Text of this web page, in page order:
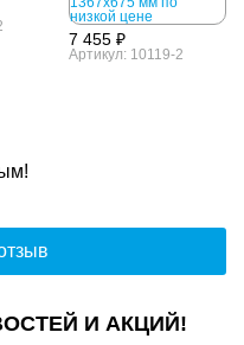
7 455 ₽
Артикул: 10119-2
И АКЦИЙ!